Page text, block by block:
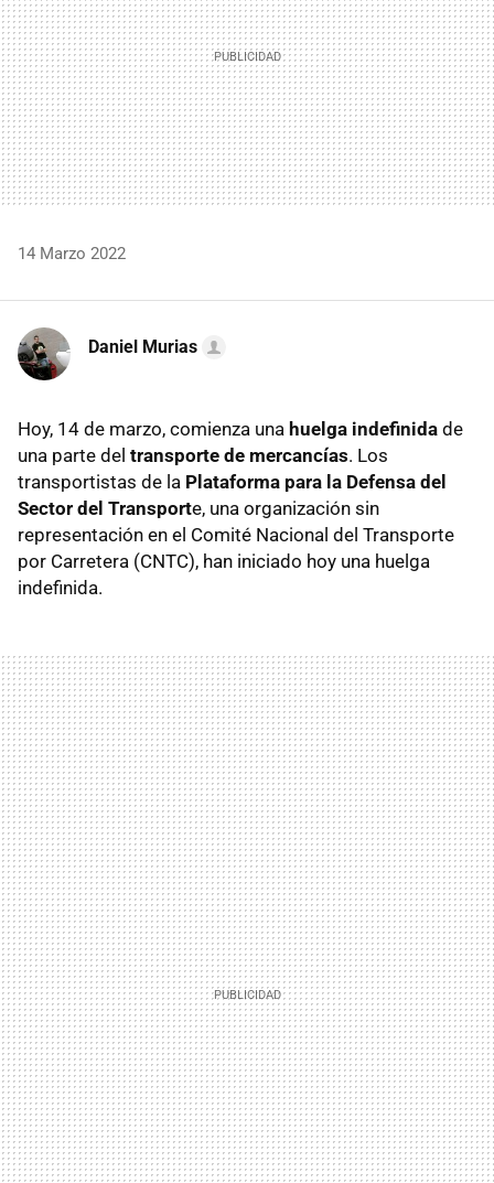
14 Marzo 2022
Daniel Murias
Hoy, 14 de marzo, comienza una huelga indefinida de
una parte del transporte de mercancías. Los
transportistas de la Plataforma para la Defensa del
Sector del Transporte, una organización sin
representación en el Comité Nacional del Transporte
por Carretera (CNTC), han iniciado hoy una huelga
indefinida.